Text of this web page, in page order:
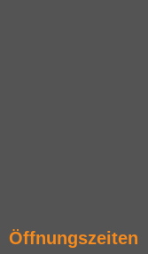
Öffnungszeiten